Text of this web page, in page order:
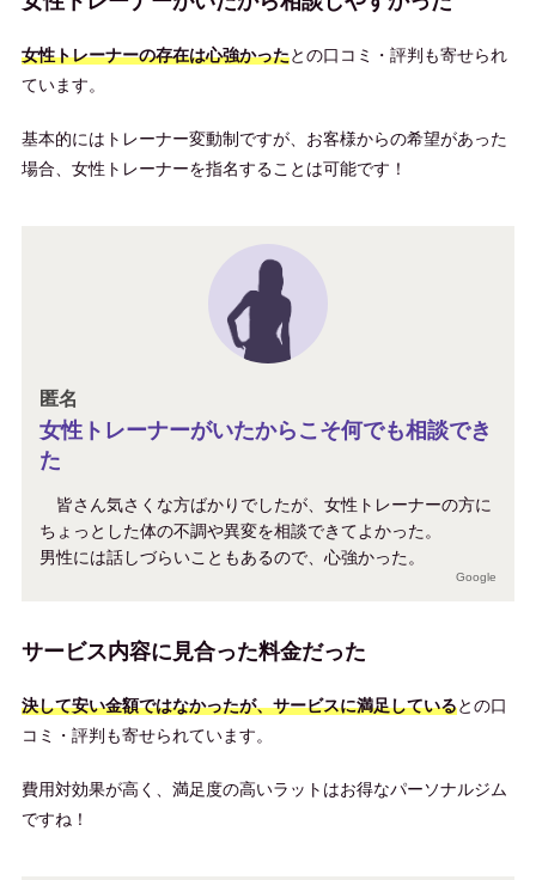
女性トレーナーの存在は心強かったとの口コミ・評判も寄せられ
ています。
基本的にはトレーナー変動制ですが、お客様からの希望があった
場合、女性トレーナーを指名することは可能です！
匿名
女性トレーナーがいたからこそ何でも相談でき
た
皆さん気さくな方ばかりでしたが、女性トレーナーの方に
ちょっとした体の不調や異変を相談できてよかった。
男性には話しづらいこともあるので、心強かった。
Google
サービス内容に見合った料金だった
決して安い金額ではなかったが、サービスに満足しているとの口
コミ・評判も寄せられています。
費用対効果が高く、満足度の高いラットはお得なパーソナルジム
ですね！